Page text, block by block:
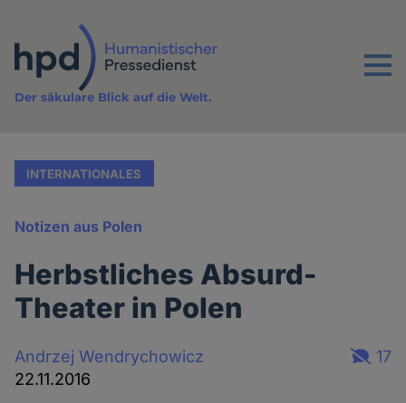
Inhalt
Menu
Der säkulare Blick auf die Welt.
INTERNATIONALES
Notizen aus Polen
Herbstliches Absurd-
Theater in Polen
Andrzej Wendrychowicz
22.11.2016
17